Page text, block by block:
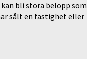
bli stora belopp som
sålt en fastighet eller